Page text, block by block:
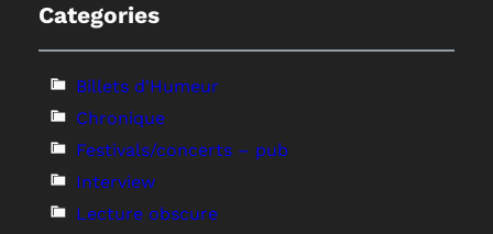
Categories
Billets d'Humeur
Chronique
Festivals/concerts – pub
Interview
Lecture obscure